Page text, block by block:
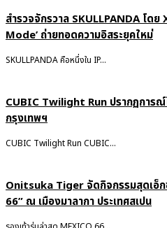
สำรวจจักรวาล SKULLPANDA โด
Mode’ ถ่ายทอดความอิสระยุคใหม่
SKULLPANDA คือหนึ่งใน IP...
CUBIC Twilight Run ปรากฏการ
กรุงเทพฯ
CUBIC Twilight Run CUBIC...
Onitsuka Tiger จัดกิจกรรมสุดเอ็
66” ณ เมืองมาลากา ประเทศสเปน